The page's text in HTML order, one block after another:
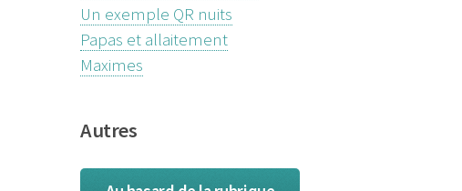
Un exemple QR nuits
Papas et allaitement
Maximes
Autres